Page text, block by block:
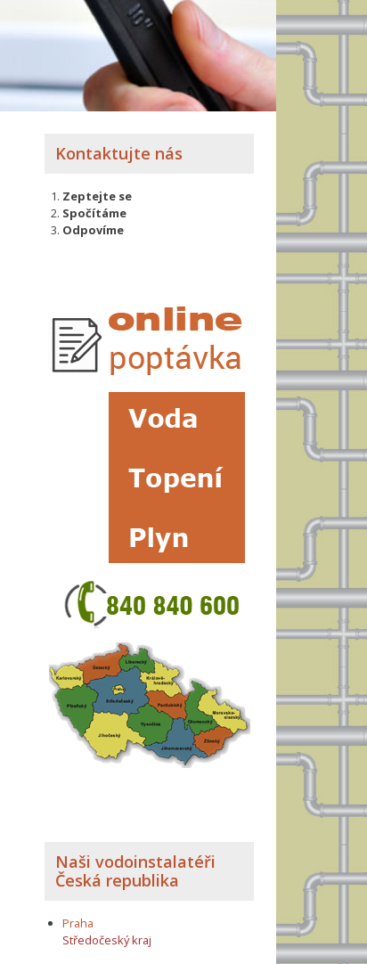
Kontaktujte nás
Zeptejte se
Spočítáme
Odpovíme
Naši vodoinstalatéři
Česká republika
Praha
Středočeský kraj